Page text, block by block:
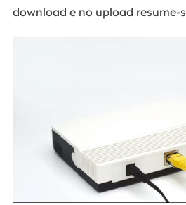
download e no upload resume-